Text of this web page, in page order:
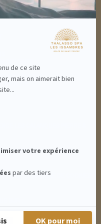
de ce site
mais on aimerait bien
votre expérience
par des tiers
OK pour moi
CADEAUX
LES CALANQUES PIERRE &
- 83380 LES ISSAMBRES -
EN MATIÈRE DE COOKIES